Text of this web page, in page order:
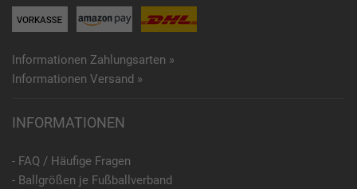
Informationen Zahlungsarten »
Informationen Versand »
INFORMATIONEN
- FAQ / Häufige Fragen
- Ballgrößen je Fußballverband